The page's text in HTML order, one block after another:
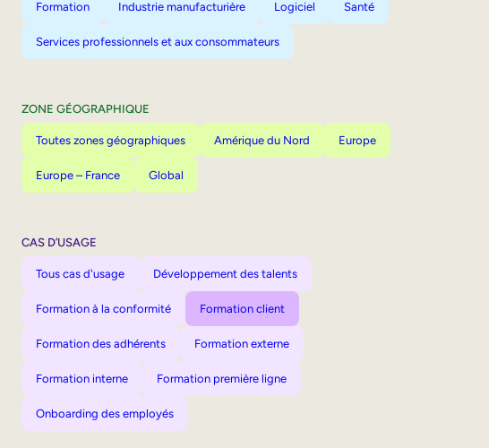
Formation Industrie manufacturière Logiciel Santé
Services professionnels et aux consommateurs
ZONE GÉOGRAPHIQUE
Toutes zones géographiques Amérique du Nord Europe
Europe – France Global
CAS D’USAGE
Tous cas d'usage Développement des talents
Formation à la conformité Formation client
Formation des adhérents Formation externe
Formation interne Formation première ligne
Onboarding des employés